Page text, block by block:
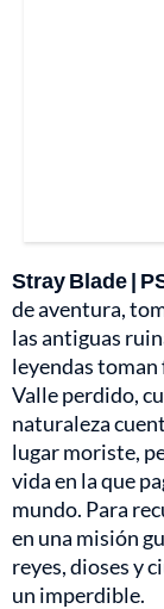
Stray Blade |
de aventura,
las antiguas
leyendas toman
Valle perdido,
naturaleza
lugar moriste,
vida en la que
mundo. Para
en una misión
reyes, dioses y
un imperdible.